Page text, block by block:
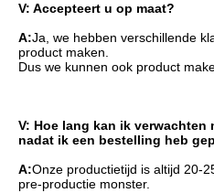
V: Accepteert u op maat?
A:Ja, we hebben verschillende
product maken.
Dus we kunnen ook product
V: Hoe lang kan ik
nadat ik een bestelling heb
A:Onze productietijd is altijd 20-
pre-productie monster.